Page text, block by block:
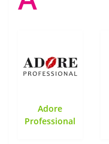
Adore
Professional